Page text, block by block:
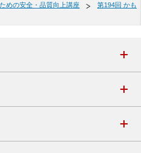
めの安全・品質向上講座
第194回 かも